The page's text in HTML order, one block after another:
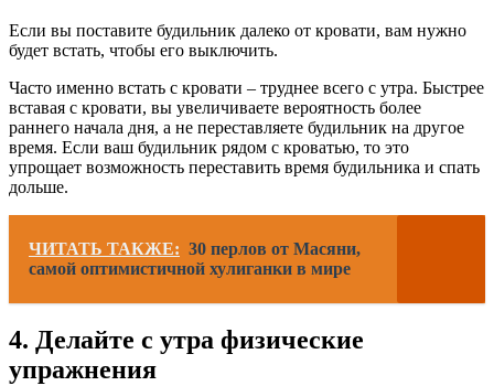
Если вы поставите будильник далеко от кровати, вам нужно
будет встать, чтобы его выключить.
Часто именно встать с кровати – труднее всего с утра. Быстрее
вставая с кровати, вы увеличиваете вероятность более
раннего начала дня, а не переставляете будильник на другое
время. Если ваш будильник рядом с кроватью, то это
упрощает возможность переставить время будильника и спать
дольше.
ЧИТАТЬ ТАКЖЕ: 30 перлов от Масяни,
самой оптимистичной хулиганки в мире
4. Делайте с утра физические
упражнения